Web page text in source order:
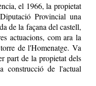
el 1966, la propietat
Provincialuna
de la façana del castell,
actuacions, com ara la
de l'Homenatge. Va
part de la propietat dels
construcció de l'actual